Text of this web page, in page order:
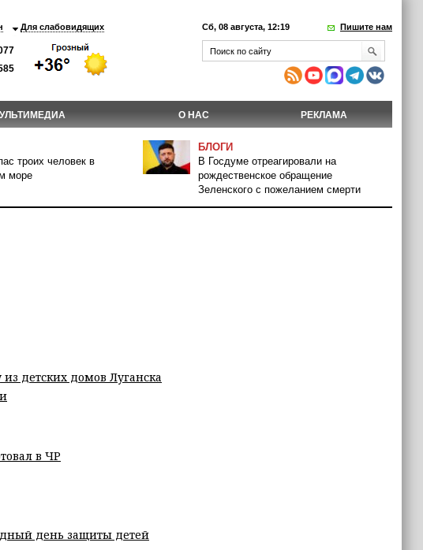
Для слабовидящих Сб, 08 августа, 12:19 Пишите нам
О НАС РЕКЛАМА
троих человек в
море
БЛОГИ
В Госдуме отреагировали на
рождественское обращение
Зеленского с пожеланием смерти
детских домов Луганска
в ЧР
день защиты детей